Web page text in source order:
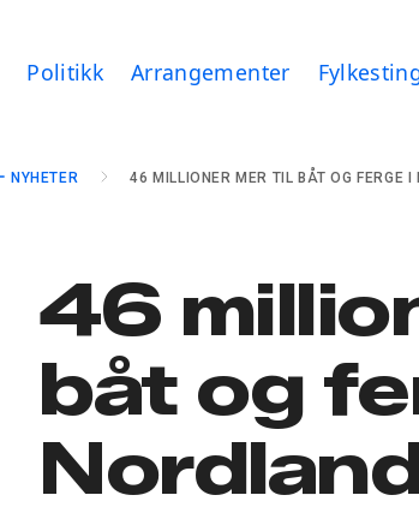
Politikk Arrangementer
NYHETER 46 MILLIONER MER TIL BÅT OG FERGE I
46
båt og